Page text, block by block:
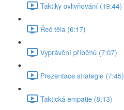
Taktiky ovlivňování (19:44)
Řeč těla (6:17)
Vyprávění příběhů (7:07)
Prezentace strategie (7:45)
Taktická empatie (8:13)